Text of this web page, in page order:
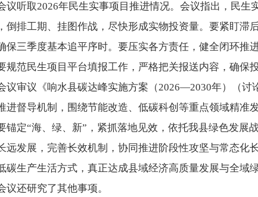
议听取2026年民生实事项目推进情况。会议指出，民
倒排工期、挂图作战，尽快形成实物投资量。要紧盯滞
保三季度基本追平序时。要压实各方责任，健全闭环
规范民生项目平台填报工作，严格把关报送内容，确保
议审议《响水县碳达峰实施方案（2026—2030年）（
进督导机制，围绕节能改造、低碳科创等重点领域精准
锚定“海、绿、新”，紧抓落地见效，依托我县绿色发
远发展，完善长效机制，协同推进阶段性攻坚与常态化
碳生产生活方式，真正达成县域经济高质量发展与全域
议还研究了其他事项。